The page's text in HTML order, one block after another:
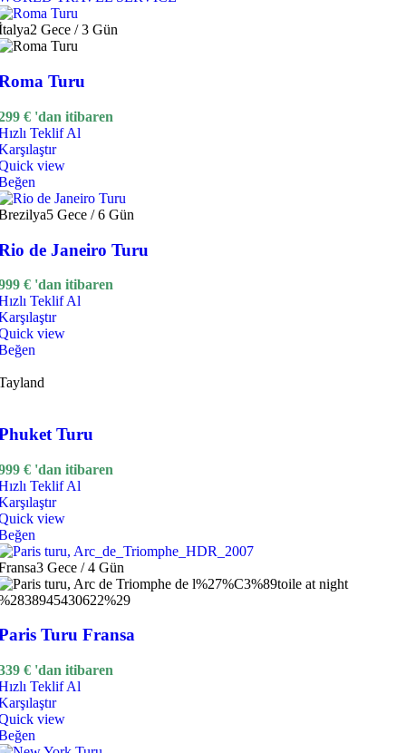
2 Gece / 3 Gün
Turu
€ 'dan itibaren
Teklif Al
view
5 Gece / 6 Gün
de Janeiro Turu
€ 'dan itibaren
Teklif Al
view
Turu
€ 'dan itibaren
Teklif Al
view
3 Gece / 4 Gün
Turu Fransa
€ 'dan itibaren
Teklif Al
view